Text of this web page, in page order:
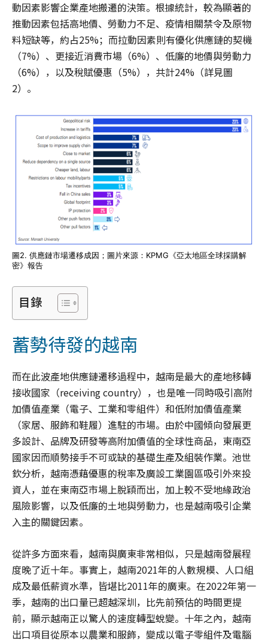
動因素影響企業產地搬遷的決策。根據統計，較為顯著的
推動因素包括高地價、勞動力不足、疫情相關禁令及原物
料短缺等，約占25%；而拉動因素則有優化供應鏈的契機
（7%）、更接近消費市場（6%）、低廉的地價與勞動力
（6%），以及稅賦優惠（5%），共計24%（詳見圖
2）。
圖2. 供應鏈市場遷移成因；圖片來源：KPMG《亞太地區全球採購解
密》報告
目錄
蓄勢待發的越南
而在此波產地供應鏈遷移過程中，越南是最大的產地移轉
接收國家（receiving country），也是唯一同時吸引高附
加價值產業（電子、工業和零組件）和低附加價值產業
（家居、服飾和鞋履）進駐的市場。由於中國傾向發展更
多設計、品牌及研發等高附加價值的全球性商品，東南亞
國家因而順勢接手不可或缺的基礎生產及組裝作業。池世
欽分析，越南憑藉優惠的稅率及廣設工業園區吸引外來投
資人，並在東南亞市場上脫穎而出，加上較不受地緣政治
風險影響，以及低廉的土地與勞動力，也是越南吸引企業
入主的關鍵因素。
從許多方面來看，越南與廣東非常相似，只是越南發展程
度晚了近十年。事實上，越南2021年的人數規模、人口組
成及最低薪資水準，皆堪比2011年的廣東。在2022年第一
季，越南的出口量已超越深圳，比先前預估的時間更提
前，顯示越南正以驚人的速度轉型蛻變。十年之內，越南
出口項目從原本以農業和服飾，變成以電子零組件及電腦